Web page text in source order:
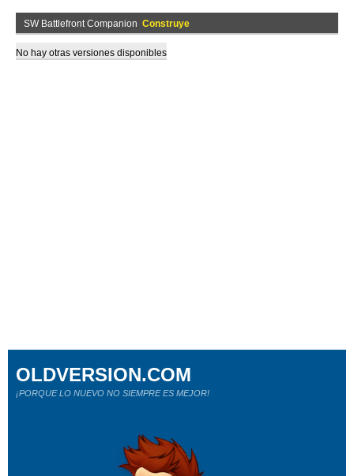
SW Battlefront Companion Construye
No hay otras versiones disponibles
OLDVERSION.COM
¡PORQUE LO NUEVO NO SIEMPRE ES MEJOR!